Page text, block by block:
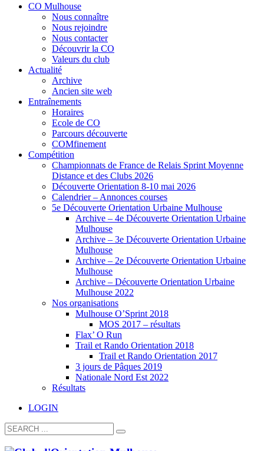
CO Mulhouse
Nous connaître
Nous rejoindre
Nous contacter
Découvrir la CO
Valeurs du club
Actualité
Archive
Ancien site web
Entraînements
Horaires
Ecole de CO
Parcours découverte
COMfinement
Compétition
Championnats de France de Relais Sprint Moyenne
Distance et des Clubs 2026
Découverte Orientation 8-10 mai 2026
Calendrier – Annonces courses
5e Découverte Orientation Urbaine Mulhouse
Archive – 4e Découverte Orientation Urbaine
Mulhouse
Archive – 3e Découverte Orientation Urbaine
Mulhouse
Archive – 2e Découverte Orientation Urbaine
Mulhouse
Archive – Découverte Orientation Urbaine
Mulhouse 2022
Nos organisations
Mulhouse O’Sprint 2018
MOS 2017 – résultats
Flax’ O Run
Trail et Rando Orientation 2018
Trail et Rando Orientation 2017
3 jours de Pâques 2019
Nationale Nord Est 2022
Résultats
LOGIN